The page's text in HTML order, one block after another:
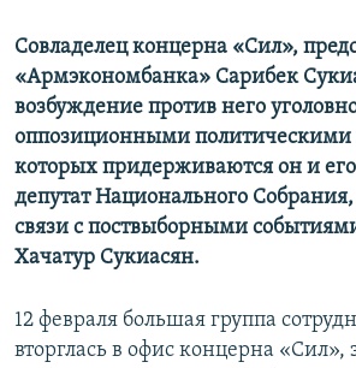
Совладелец концерна «Сил»,
«Армэкономбанка» Сарибек
возбуждение против него
оппозиционными политическими
которых придерживаются он и
депутат Национального
связи с поствыборными
Хачатур Сукиасян.
12 февраля большая группа
вторглась в офис концерна «Сил»,